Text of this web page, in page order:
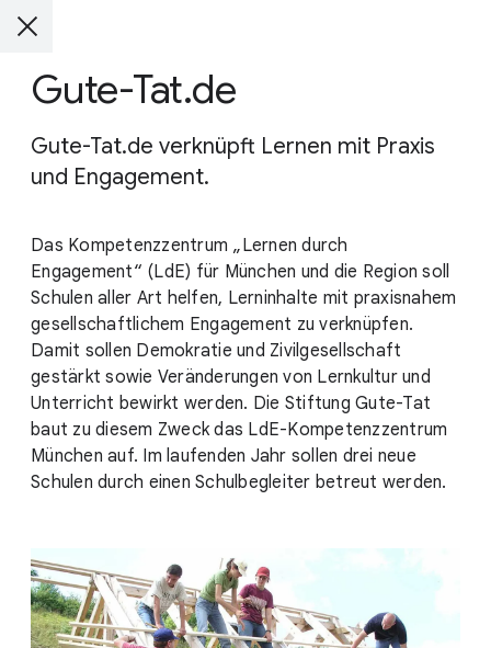
Gute-Tat.de
Gute-Tat.de verknüpft Lernen mit Praxis
und Engagement.
Das Kompetenzzentrum „Lernen durch
Engagement“ (LdE) für München und die Region soll
Schulen aller Art helfen, Lerninhalte mit praxisnahem
gesellschaftlichem Engagement zu verknüpfen.
Damit sollen Demokratie und Zivilgesellschaft
gestärkt sowie Veränderungen von Lernkultur und
Unterricht bewirkt werden. Die Stiftung Gute-Tat
baut zu diesem Zweck das LdE-Kompetenzzentrum
München auf. Im laufenden Jahr sollen drei neue
Schulen durch einen Schulbegleiter betreut werden.